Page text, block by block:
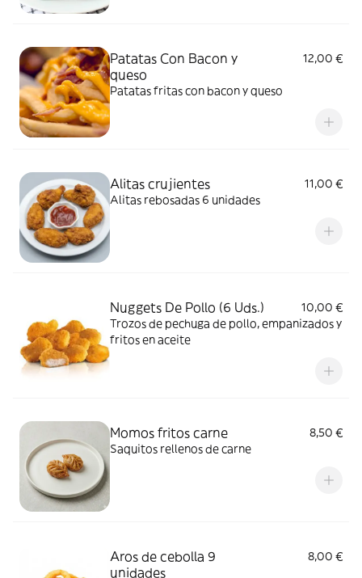
Patatas Con Bacon y
queso
12,00 €
Patatas fritas con bacon y queso
Alitas crujientes
11,00 €
Alitas rebosadas 6 unidades
Nuggets De Pollo (6 Uds.)
10,00 €
Trozos de pechuga de pollo, empanizados y
fritos en aceite
Momos fritos carne
8,50 €
Saquitos rellenos de carne
Aros de cebolla 9
unidades
8,00 €